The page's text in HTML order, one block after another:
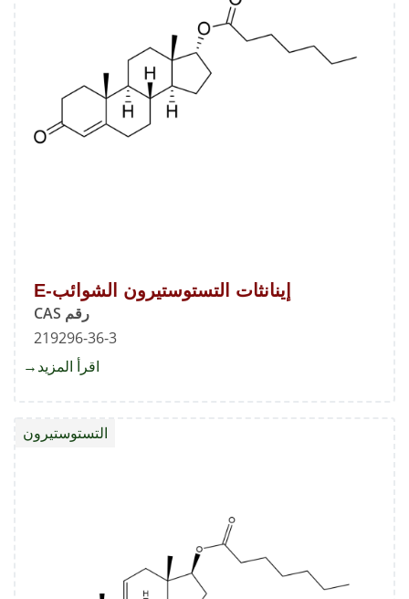
إينانثات التستوستيرون الشوائب-E
رقم CAS
219296-36-3
اقرأ المزيد
التستوستيرون